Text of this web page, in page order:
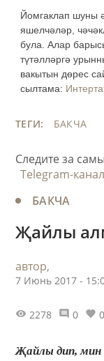
Йомгаклап шуны
яшелчәләр,
була. Алар
түтәлләргә
вакытын дөрес
сылтама:
ТЕГИ: БАКЧА
Следите за
Telegram-
БАКЧА
Җайлы
автор,
7 Июнь 2017 -
2278 0 0
Җайлы дип, мин